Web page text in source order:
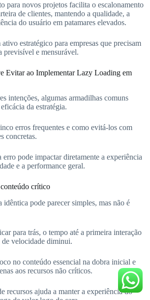
para novos projetos facilita o escalonamento
de clientes, mantendo a qualidade, a
do usuário em patamares elevados.
estratégico para empresas que precisam
previsível e mensurável.
Evitar ao Implementar Lazy Loading em
intenções, algumas armadilhas comuns
da estratégia.
erros frequentes e como evitá-los com
concretas.
erro pode impactar diretamente a experiência
e a performance geral.
crítico
pode parecer simples, mas não é
para trás, o tempo até a primeira interação
de velocidade diminui.
no conteúdo essencial na dobra inicial e
aos recursos não críticos.
recursos ajuda a manter a experiência do